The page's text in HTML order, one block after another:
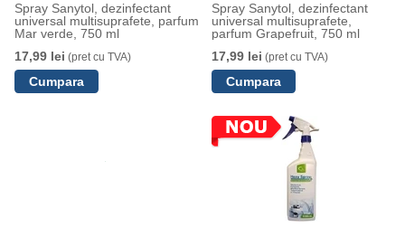
Spray Sanytol, dezinfectant
universal multisuprafete, parfum
Mar verde, 750 ml
17,99 lei (pret cu TVA)
Spray Sanytol, dezinfectant
universal multisuprafete,
parfum Grapefruit, 750 ml
17,99 lei (pret cu TVA)